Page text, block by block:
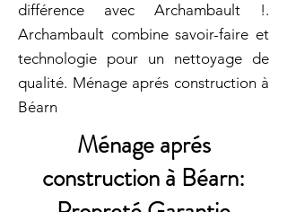
différence avec Archambault !.
Archambault combine savoir-faire et
technologie pour un nettoyage de
qualité. Ménage aprés construction à
Béarn
Ménage aprés
construction à Béarn: